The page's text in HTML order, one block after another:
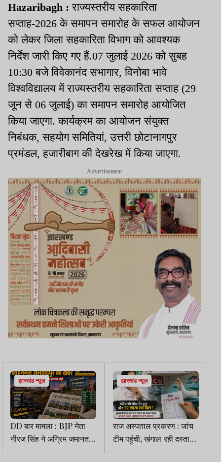
Hazaribagh :राज्यस्तरीय सहकारिता
सप्ताह-2026 के समापन समारोह के सफल आयोजन
को लेकर जिला सहकारिता विभाग को आवश्यक
निर्देश जारी किए गए हैं.07 जुलाई 2026 को सुबह
10:30 बजे विवेकानंद सभागार, विनोबा भावे
विश्वविद्यालय में राज्यस्तरीय सहकारिता सप्ताह (29
जून से 06 जुलाई) का समापन समारोह आयोजित
किया जाएगा. कार्यक्रम का आयोजन संयुक्त
निबंधक, सहयोग समितियां, उत्तरी छोटानागपुर
प्रमंडल, हजारीबाग की देखरेख में किया जाएगा.
Advertisement
झारखंड न्यूज़
DD बार मामला : BJP नेता
नीरज सिंह ने अग्रिम जमानत
याचिका की दायर, पत्नी ने
झारखंड न्यूज़
राज अस्पताल प्रकरण : जांच
टीम पहुंची, खंगाल रही दस्तावेज
व मेडिकल रिकॉर्ड